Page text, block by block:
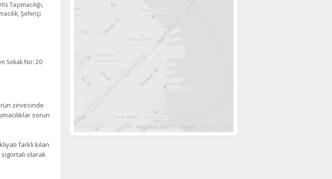
Taşımacılığı,
Şehiriçi
Sokak No: 20
zirvesinde
sorun
farklı kılan
olarak